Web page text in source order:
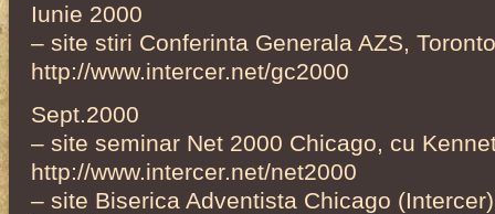
Iunie 2000
– site stiri Conferinta Generala AZS, Toronto
http://www.intercer.net/gc2000
Sept.2000
– site seminar Net 2000 Chicago, cu
http://www.intercer.net/net2000
– site Biserica Adventista Chicago (Intercer)